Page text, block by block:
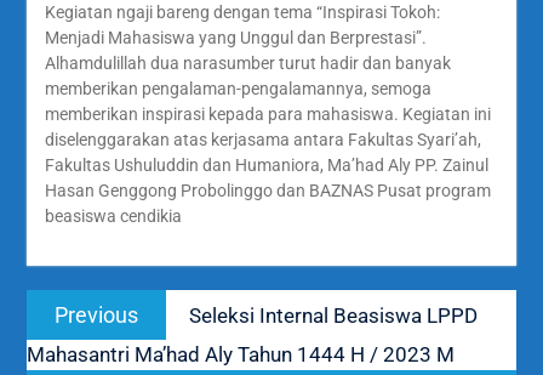
Kegiatan ngaji bareng dengan tema “Inspirasi Tokoh:
Menjadi Mahasiswa yang Unggul dan Berprestasi”.
Alhamdulillah dua narasumber turut hadir dan banyak
memberikan pengalaman-pengalamannya, semoga
memberikan inspirasi kepada para mahasiswa. Kegiatan ini
diselenggarakan atas kerjasama antara Fakultas Syari’ah,
Fakultas Ushuluddin dan Humaniora, Ma’had Aly PP. Zainul
Hasan Genggong Probolinggo dan BAZNAS Pusat program
beasiswa cendikia
Navigasi
posPrevious
Previous
post:
Seleksi Internal Beasiswa LPPD
Mahasantri Ma’had Aly Tahun 1444 H / 2023 M